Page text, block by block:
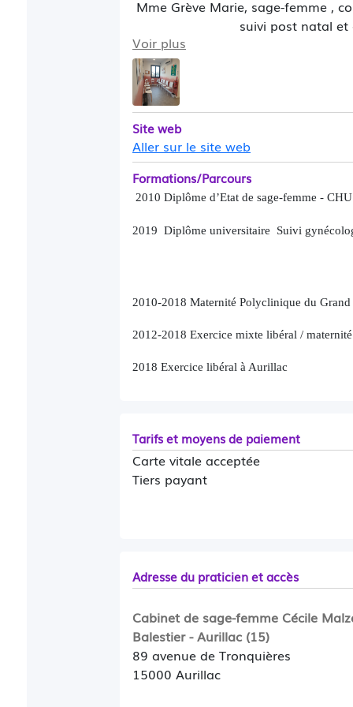
Mme Grève Marie, sage-femme ,
suivi post natal et
Vous êtes enceinte
faire dès le 3eme mois ( après la
précoce dès le 4eme mois ( avant 20
Si vous êtes suivi ailleurs et que
moi prenez un RDV de
Pour les rendez-vous de
gynécologue obstétricien ) merci
RDV debilan prénatalle plus tôt
réservés pour les"petites"urgences
détailler la raison ) sur les horaires
17H00 MERCREDI 08h30-17H00
Merci d'anticiper la prise de RDV
Si vous ne trouvez pas de
Vous pouvez me joindre par mail
conscience professionnelle ,
Voir plus
Site web
Aller sur le site web
Formations/Parcours
2010 Diplôme d’Etat de sage-femme -
2019 Diplôme universitaire Suivi
2010-2018 Maternité Polyclinique du Grand
2012-2018 Exercice mixte libéral / maternité
2018 Exercice libéral à Aurillac
Tarifs et moyens de paiement
Carte vitale acceptée
Tiers payant
Adresse du praticien et accès
Cabinet de sage-femme Cécile
Balestier - Aurillac (15)
89 avenue de Tronquières
15000 Aurillac